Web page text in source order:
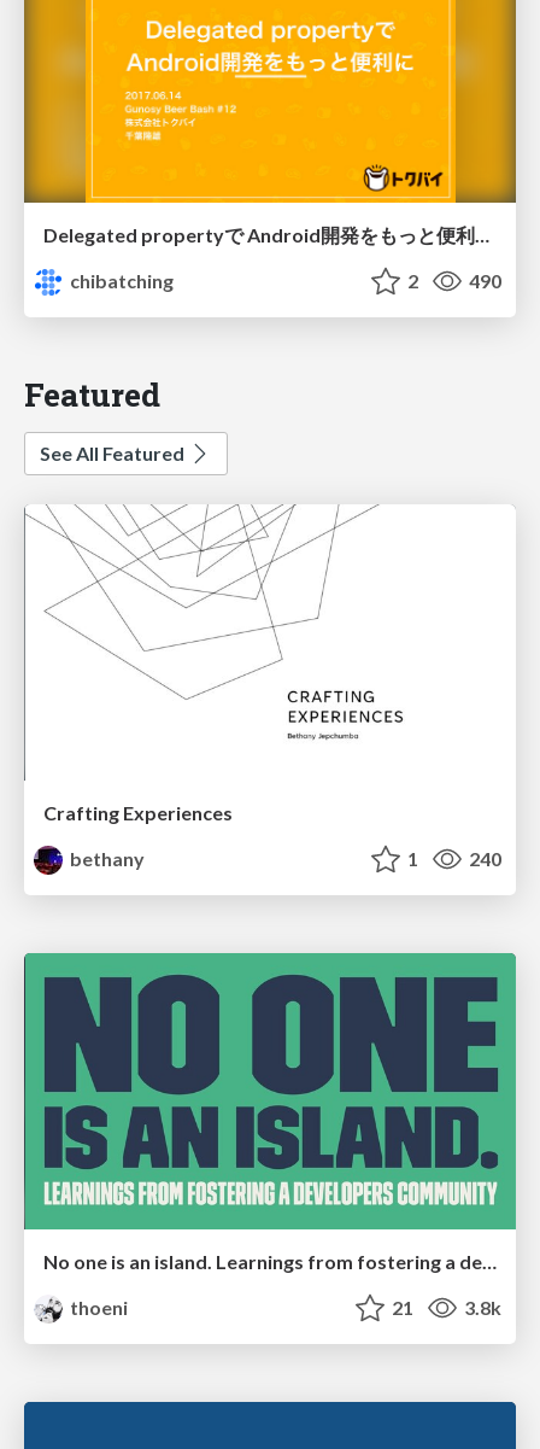
chibatching
2 490
Featured
See All Featured
Crafting Experiences
bethany
1 240
No one is an island. Learnings from fostering a developers community.
thoeni
21 3.8k